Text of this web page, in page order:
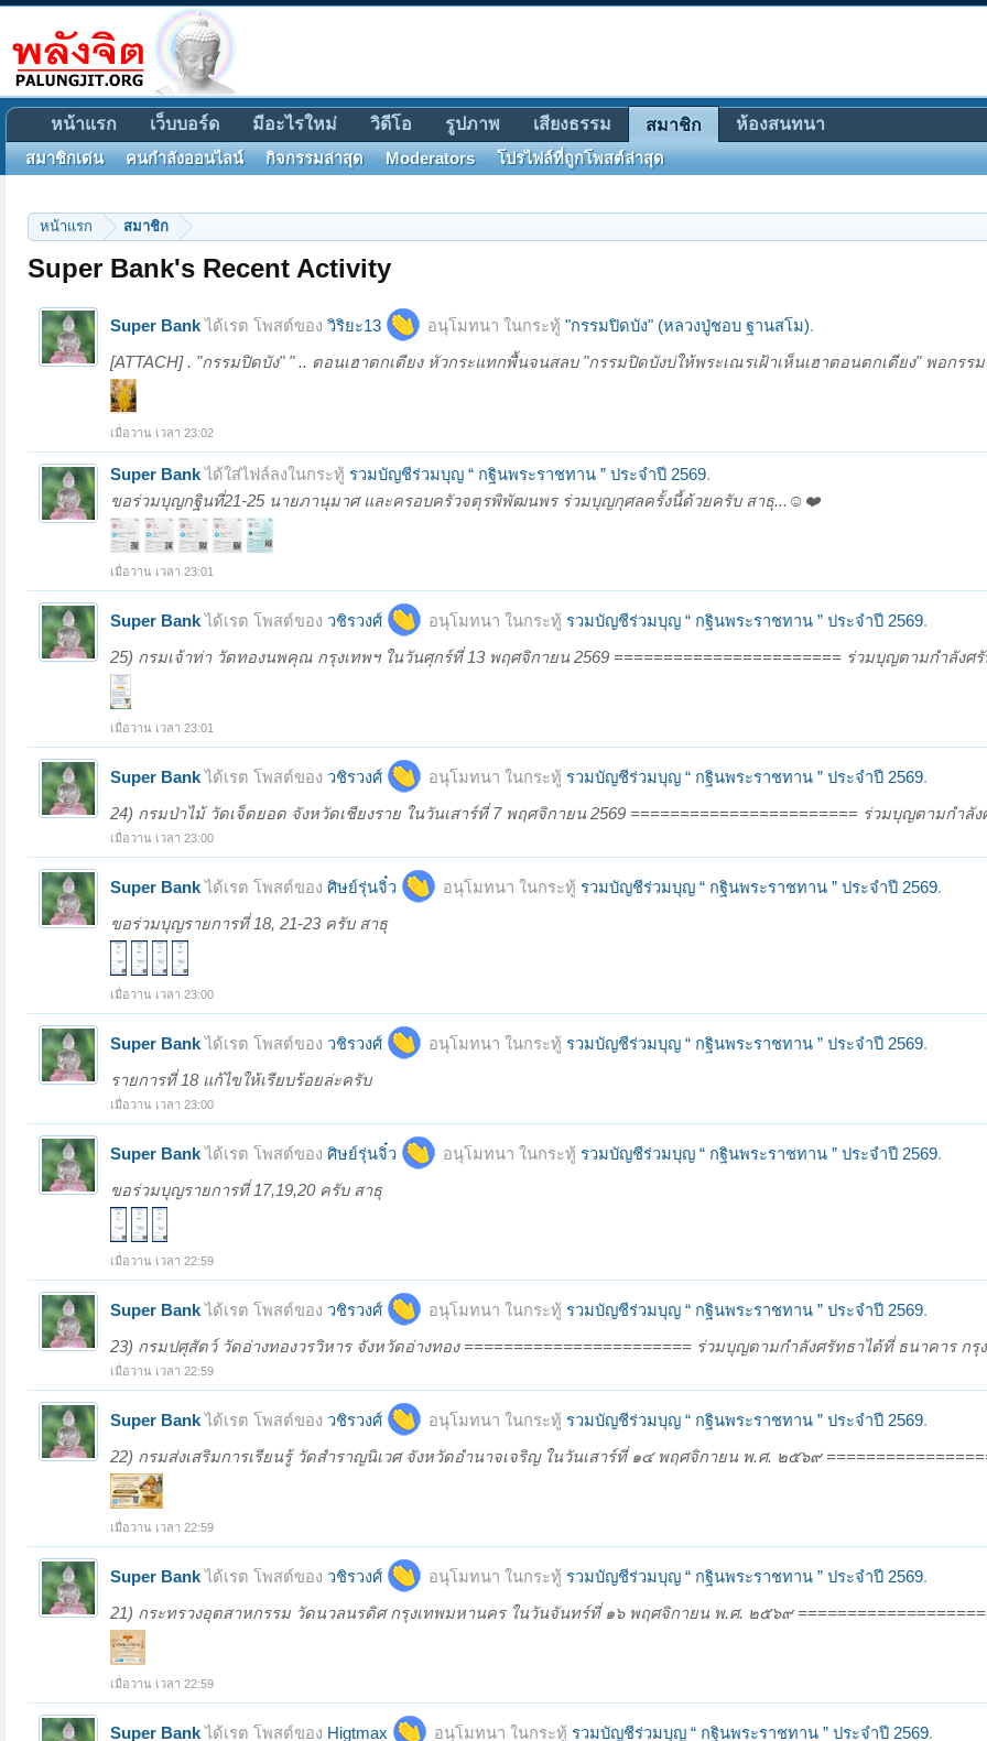
หน้าแรก สมาชิก
Super Bank's Recent Activity
Super Bankได้เรต โพสต์ของ วิริยะ13 อนุโมทนา ในกระทู้ "กรรมปิดบัง" (หลวงปู่ชอบ ฐานสโม).
[ATTACH] . "กรรมปิดบัง" " .. ตอนเฮาตกเตียง หัวกระแทกพื้นจนสลบ "กรรมปิดบังบ่ให้พระเณรเฝ้าเห็นเฮาตอนตกเตียง" พอกรร
เมื่อวาน เวลา 23:02
Super Bankได้ใส่ไฟล์ลงในกระทู้ รวมบัญชีร่วมบุญ “ กฐินพระราชทาน ” ประจำปี 2569.
ขอร่วมบุญกฐินที่21-25 นายภานุมาศ และครอบครัวจตุรพิพัฒนพร ร่วมบุญกุศลครั้งนี้ด้วยครับ สาธุ...☺️❤️
เมื่อวาน เวลา 23:01
Super Bankได้เรต โพสต์ของ วชิรวงศ์ อนุโมทนา ในกระทู้ รวมบัญชีร่วมบุญ “ กฐินพระราชทาน ” ประจำปี 2569.
25) กรมเจ้าท่า วัดทองนพคุณ กรุงเทพฯ ในวันศุกร์ที่ 13 พฤศจิกายน 2569 ======================= ร่วมบุญตามกำลังศ
เมื่อวาน เวลา 23:01
Super Bankได้เรต โพสต์ของ วชิรวงศ์ อนุโมทนา ในกระทู้ รวมบัญชีร่วมบุญ “ กฐินพระราชทาน ” ประจำปี 2569.
24) กรมป่าไม้ วัดเจ็ดยอด จังหวัดเชียงราย ในวันเสาร์ที่ 7 พฤศจิกายน 2569 ======================= ร่วมบุญตามกำลั
เมื่อวาน เวลา 23:00
Super Bankได้เรต โพสต์ของ ศิษย์รุ่นจิ๋ว อนุโมทนา ในกระทู้ รวมบัญชีร่วมบุญ “ กฐินพระราชทาน ” ประจำปี 2569.
ขอร่วมบุญรายการที่ 18, 21-23 ครับ สาธุ
เมื่อวาน เวลา 23:00
Super Bankได้เรต โพสต์ของ วชิรวงศ์ อนุโมทนา ในกระทู้ รวมบัญชีร่วมบุญ “ กฐินพระราชทาน ” ประจำปี 2569.
รายการที่ 18 แก้ไขให้เรียบร้อยล่ะครับ
เมื่อวาน เวลา 23:00
Super Bankได้เรต โพสต์ของ ศิษย์รุ่นจิ๋ว อนุโมทนา ในกระทู้ รวมบัญชีร่วมบุญ “ กฐินพระราชทาน ” ประจำปี 2569.
ขอร่วมบุญรายการที่ 17,19,20 ครับ สาธุ
เมื่อวาน เวลา 22:59
Super Bankได้เรต โพสต์ของ วชิรวงศ์ อนุโมทนา ในกระทู้ รวมบัญชีร่วมบุญ “ กฐินพระราชทาน ” ประจำปี 2569.
23) กรมปศุสัตว์ วัดอ่างทองวรวิหาร จังหวัดอ่างทอง ======================= ร่วมบุญตามกำลังศรัทธาได้ที่ ธนาคาร กรุ
เมื่อวาน เวลา 22:59
Super Bankได้เรต โพสต์ของ วชิรวงศ์ อนุโมทนา ในกระทู้ รวมบัญชีร่วมบุญ “ กฐินพระราชทาน ” ประจำปี 2569.
22) กรมส่งเสริมการเรียนรู้ วัดสำราญนิเวศ จังหวัดอำนาจเจริญ ในวันเสาร์ที่ ๑๔ พฤศจิกายน พ.ศ. ๒๕๖๙
เมื่อวาน เวลา 22:59
Super Bankได้เรต โพสต์ของ วชิรวงศ์ อนุโมทนา ในกระทู้ รวมบัญชีร่วมบุญ “ กฐินพระราชทาน ” ประจำปี 2569.
21) กระทรวงอุตสาหกรรม วัดนวลนรดิศ กรุงเทพมหานคร ในวันจันทร์ที่ ๑๖ พฤศจิกายน พ.ศ. ๒๕๖๙
เมื่อวาน เวลา 22:59
Super Bankได้เรต โพสต์ของ Higtmax อนุโมทนา ในกระทู้ รวมบัญชีร่วมบุญ “ กฐินพระราชทาน ” ประจำปี 2569.
หน้าแรก เว็บบอร์ด มีอะไรใหม่ วิดีโอ รูปภาพ เสียงธรรม สมาชิก
สมาชิกเด่น คนกำลังออนไลน์ กิจกรรมล่าสุด Moderators โปรไฟล์ที่ถูกโพสต์ล่าสุด
ห้องสนทนา